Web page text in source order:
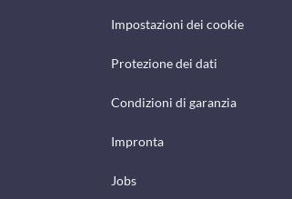
Impostazioni dei cookie
Protezione dei dati
Condizioni di garanzia
Impronta
Jobs